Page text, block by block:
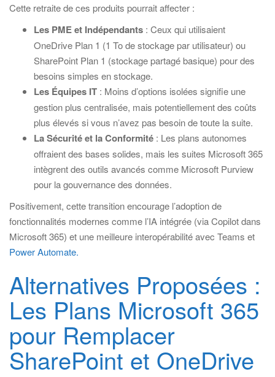
Cette retraite de ces produits pourrait affecter :
Les PME et Indépendants : Ceux qui utilisaient
OneDrive Plan 1 (1 To de stockage par utilisateur) ou
SharePoint Plan 1 (stockage partagé basique) pour des
besoins simples en stockage.
Les Équipes IT : Moins d’options isolées signifie une
gestion plus centralisée, mais potentiellement des coûts
plus élevés si vous n’avez pas besoin de toute la suite.
La Sécurité et la Conformité : Les plans autonomes
offraient des bases solides, mais les suites Microsoft 365
intègrent des outils avancés comme Microsoft Purview
pour la gouvernance des données.
Positivement, cette transition encourage l’adoption de
fonctionnalités modernes comme l’IA intégrée (via Copilot dans
Microsoft 365) et une meilleure interopérabilité avec Teams et
Power Automate.
Alternatives Proposées :
Les Plans Microsoft 365
pour Remplacer
SharePoint et OneDrive